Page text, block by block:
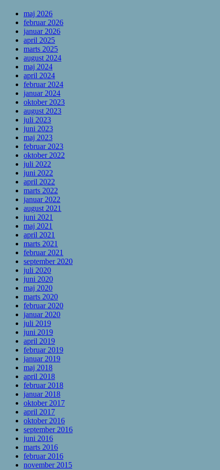
maj 2026
februar 2026
januar 2026
april 2025
marts 2025
august 2024
maj 2024
april 2024
februar 2024
januar 2024
oktober 2023
august 2023
juli 2023
juni 2023
maj 2023
februar 2023
oktober 2022
juli 2022
juni 2022
april 2022
marts 2022
januar 2022
august 2021
juni 2021
maj 2021
april 2021
marts 2021
februar 2021
september 2020
juli 2020
juni 2020
maj 2020
marts 2020
februar 2020
januar 2020
juli 2019
juni 2019
april 2019
februar 2019
januar 2019
maj 2018
april 2018
februar 2018
januar 2018
oktober 2017
april 2017
oktober 2016
september 2016
juni 2016
marts 2016
februar 2016
november 2015